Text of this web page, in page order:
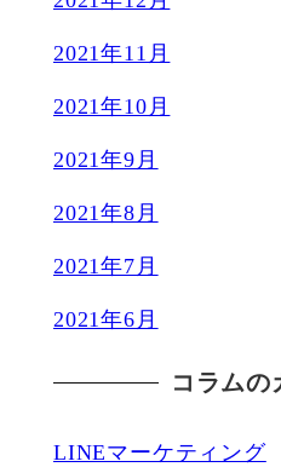
2021年11月
2021年10月
2021年9月
2021年8月
2021年7月
2021年6月
コラムの
LINEマーケティング